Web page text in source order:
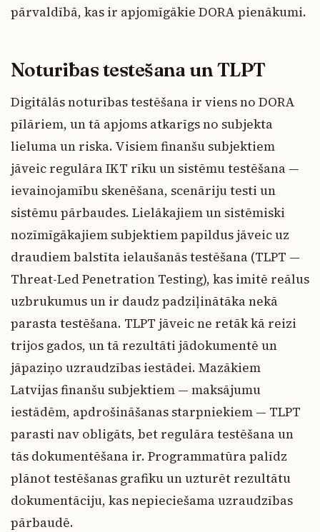
pārvaldībā, kas ir apjomīgākie DORA pienākumi.
Noturības testēšana un TLPT
Digitālās noturības testēšana ir viens no DORA
pīlāriem, un tā apjoms atkarīgs no subjekta
lieluma un riska. Visiem finanšu subjektiem
jāveic regulāra IKT rīku un sistēmu testēšana —
ievainojamību skenēšana, scenāriju testi un
sistēmu pārbaudes. Lielākajiem un sistēmiski
nozīmīgākajiem subjektiem papildus jāveic uz
draudiem balstīta ielaušanās testēšana (TLPT —
Threat-Led Penetration Testing), kas imitē reālus
uzbrukumus un ir daudz padziļinātāka nekā
parasta testēšana. TLPT jāveic ne retāk kā reizi
trijos gados, un tā rezultāti jādokumentē un
jāpaziņo uzraudzības iestādei. Mazākiem
Latvijas finanšu subjektiem — maksājumu
iestādēm, apdrošināšanas starpniekiem — TLPT
parasti nav obligāts, bet regulāra testēšana un
tās dokumentēšana ir. Programmatūra palīdz
plānot testēšanas grafiku un uzturēt rezultātu
dokumentāciju, kas nepieciešama uzraudzības
pārbaudē.